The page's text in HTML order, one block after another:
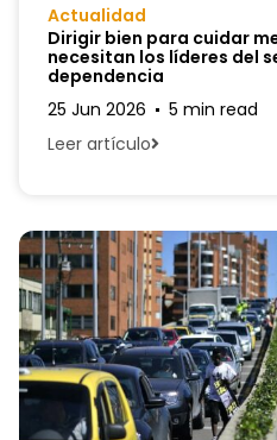
Actualidad
Dirigir bien para cuidar
necesitan los líderes del
dependencia
25 Jun 2026
5 min read
Leer artículo